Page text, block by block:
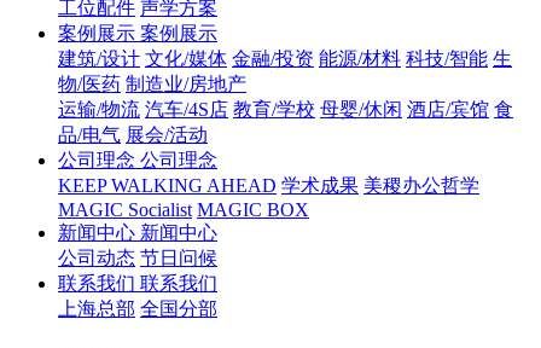
工位配件 声学方案
案例展示 案例展示
建筑/设计 文化/媒体 金融/投资 能源/材料 科技/智能 生
物/医药 制造业/房地产
运输/物流 汽车/4S店 教育/学校 母婴/休闲 酒店/宾馆 食
品/电气 展会/活动
公司理念 公司理念
KEEP WALKING AHEAD 学术成果 美稷办公哲学
MAGIC Socialist MAGIC BOX
新闻中心 新闻中心
公司动态 节日问候
联系我们 联系我们
上海总部 全国分部